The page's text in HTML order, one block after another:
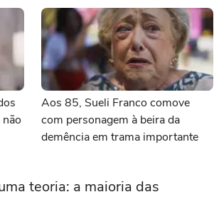
Aos 85, Sueli Franco comove
com personagem à beira da
demência em trama importante
teoria: a maioria das